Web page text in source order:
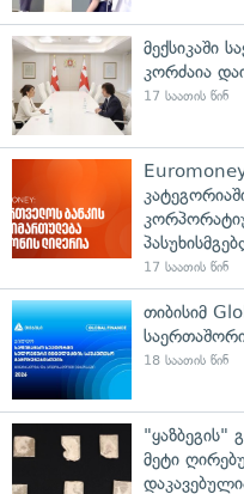
მექსიკაში
კორძაია
17 საათის წინ
17 საათის წინ
თიბისიმ
18 საათის წინ
"ყაზბეგის"
მეტი